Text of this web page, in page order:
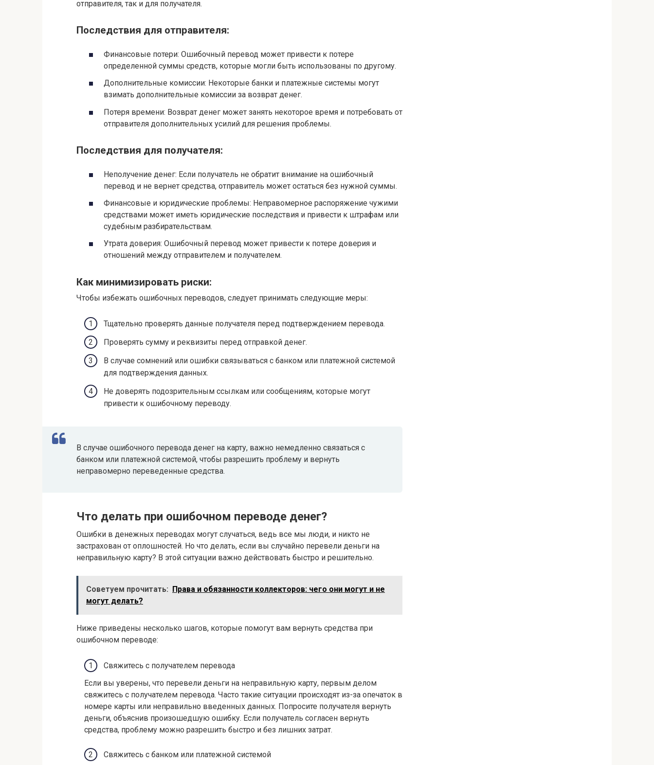
отправителя, так и для получателя.
Последствия для отправителя:
Финансовые потери: Ошибочный перевод может привести к потере
определенной суммы средств, которые могли быть использованы по другому.
Дополнительные комиссии: Некоторые банки и платежные системы могут
взимать дополнительные комиссии за возврат денег.
Потеря времени: Возврат денег может занять некоторое время и потребовать от
отправителя дополнительных усилий для решения проблемы.
Последствия для получателя:
Неполучение денег: Если получатель не обратит внимание на ошибочный
перевод и не вернет средства, отправитель может остаться без нужной суммы.
Финансовые и юридические проблемы: Неправомерное раcпоряжение чужими
средствами может иметь юридические последствия и привести к штрафам или
судебным разбирательствам.
Утрата доверия: Ошибочный перевод может привести к потере доверия и
отношений между отправителем и получателем.
Как минимизировать риски:
Чтобы избежать ошибочных переводов, следует принимать следующие меры:
Тщательно проверять данные получателя перед подтверждением перевода.
Проверять сумму и реквизиты перед отправкой денег.
В случае сомнений или ошибки связываться с банком или платежной системой
для подтверждения данных.
Не доверять подозрительным ссылкам или сообщениям, которые могут
привести к ошибочному переводу.
В случае ошибочного перевода денег на карту, важно немедленно связаться с
банком или платежной системой, чтобы разрешить проблему и вернуть
неправомерно переведенные средства.
Что делать при ошибочном переводе денег?
Ошибки в денежных переводах могут случаться, ведь все мы люди, и никто не
застрахован от оплошностей. Но что делать, если вы случайно перевели деньги на
неправильную карту? В этой ситуации важно действовать быстро и решительно.
Советуем прочитать: Права и обязанности коллекторов: чего они могут и не
могут делать?
Ниже приведены несколько шагов, которые помогут вам вернуть средства при
ошибочном переводе:
Свяжитесь с получателем перевода
Если вы уверены, что перевели деньги на неправильную карту, первым делом
свяжитесь с получателем перевода. Часто такие ситуации происходят из-за опечаток в
номере карты или неправильно введенных данных. Попросите получателя вернуть
деньги, объяснив произошедшую ошибку. Если получатель согласен вернуть
средства, проблему можно разрешить быстро и без лишних затрат.
Свяжитесь с банком или платежной системой